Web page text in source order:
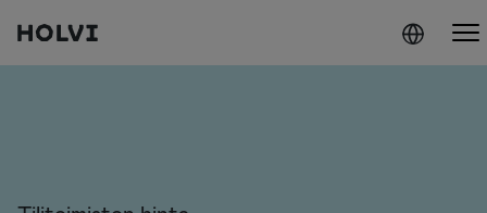
Holvi